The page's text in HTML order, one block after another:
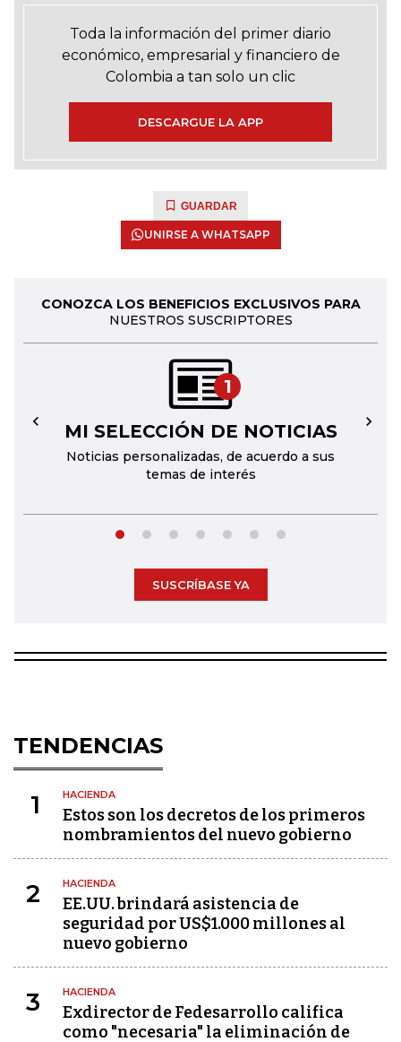
Toda la información del primer diario
económico, empresarial y financiero de
Colombia a tan solo un clic
DESCARGUE LA APP
GUARDAR
UNIRSE A WHATSAPP
CONOZCA LOS BENEFICIOS EXCLUSIVOS PARA
NUESTROS SUSCRIPTORES
1
MI SELECCIÓN DE NOTICIAS
Noticias personalizadas, de acuerdo a sus
temas de interés
← →
SUSCRÍBASE YA
TENDENCIAS
1 HACIENDA
Estos son los decretos de los primeros
nombramientos del nuevo gobierno
2 HACIENDA
EE.UU. brindará asistencia de
seguridad por US$1.000 millones al
nuevo gobierno
3 HACIENDA
Exdirector de Fedesarrollo califica
como "necesaria" la eliminación de